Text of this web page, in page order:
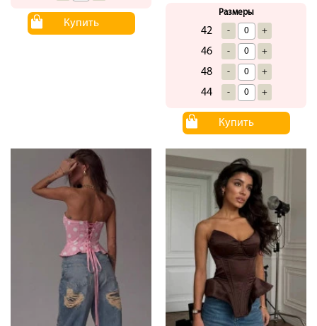
Купить
Размеры
42 - +
46 - +
48 - +
44 - +
Купить